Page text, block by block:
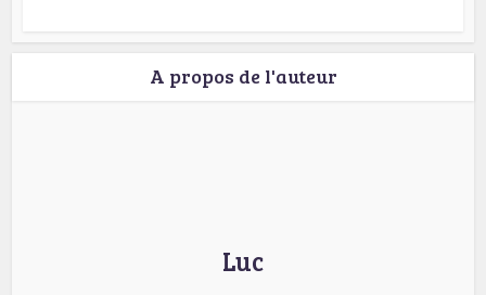
A propos de l'auteur
Luc